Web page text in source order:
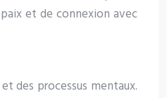
et de connexion avec
des processus mentaux.